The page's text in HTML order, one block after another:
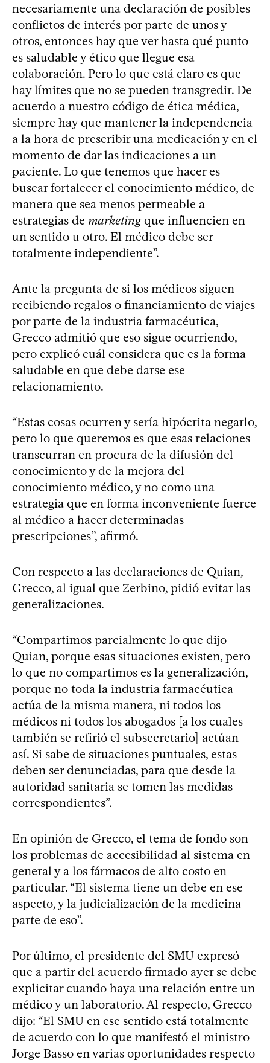
necesariamente una declaración de posibles
conflictos de interés por parte de unos y
otros, entonces hay que ver hasta qué punto
es saludable y ético que llegue esa
colaboración. Pero lo que está claro es que
hay límites que no se pueden transgredir. De
acuerdo a nuestro código de ética médica,
siempre hay que mantener la independencia
a la hora de prescribir una medicación y en el
momento de dar las indicaciones a un
paciente. Lo que tenemos que hacer es
buscar fortalecer el conocimiento médico, de
manera que sea menos permeable a
estrategias de marketingque influencien en
un sentido u otro. El médico debe ser
totalmente independiente”.
Ante la pregunta de si los médicos siguen
recibiendo regalos o financiamiento de viajes
por parte de la industria farmacéutica,
Grecco admitió que eso sigue ocurriendo,
pero explicó cuál considera que es la forma
saludable en que debe darse ese
relacionamiento.
“Estas cosas ocurren y sería hipócrita negarlo,
pero lo que queremos es que esas relaciones
transcurran en procura de la difusión del
conocimiento y de la mejora del
conocimiento médico, y no como una
estrategia que en forma inconveniente fuerce
al médico a hacer determinadas
prescripciones”, afirmó.
Con respecto a las declaraciones de Quian,
Grecco, al igual que Zerbino, pidió evitar las
generalizaciones.
“Compartimos parcialmente lo que dijo
Quian, porque esas situaciones existen, pero
lo que no compartimos es la generalización,
porque no toda la industria farmacéutica
actúa de la misma manera, ni todos los
médicos ni todos los abogados [a los cuales
también se refirió el subsecretario] actúan
así. Si sabe de situaciones puntuales, estas
deben ser denunciadas, para que desde la
autoridad sanitaria se tomen las medidas
correspondientes”.
En opinión de Grecco, el tema de fondo son
los problemas de accesibilidad al sistema en
general y a los fármacos de alto costo en
particular. “El sistema tiene un debe en ese
aspecto, y la judicialización de la medicina
parte de eso”.
Por último, el presidente del SMU expresó
que a partir del acuerdo firmado ayer se debe
explicitar cuando haya una relación entre un
médico y un laboratorio. Al respecto, Grecco
dijo: “El SMU en ese sentido está totalmente
de acuerdo con lo que manifestó el ministro
Jorge Basso en varias oportunidades respecto